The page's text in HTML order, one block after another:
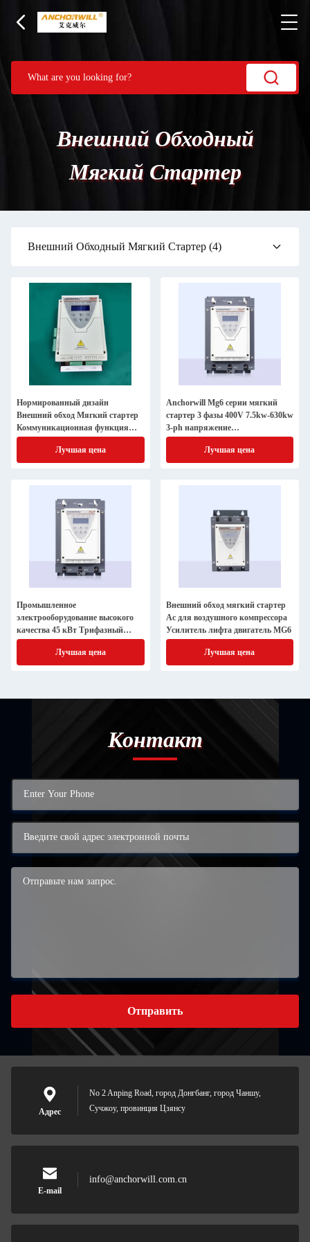
Внешний Обходный
Мягкий Стартер
Внешний Обходный Мягкий Стартер (4)
Нормированный дизайн
Внешний обход Мягкий стартер
Коммуникационная функция
Мягкий стартер
Лучшая цена
Anchorwill Mg6 серии мягкий
стартер 3 фазы 400V 7.5kw-630kw
3-ph напряжение
Интеллектуальный мягкий
стартер для кондиционера
Лучшая цена
Промышленное
электрооборудование высокого
качества 45 кВт Трифазный
мягкий стартер
Лучшая цена
Внешний обход мягкий стартер
Ac для воздушного компрессора
Усилитель лифта двигатель MG6
Лучшая цена
Контакт
Отправить
Адрес
No 2 Anping Road, город Донгбанг, город Чаншу,
Сучжоу, провинция Цзянсу
E-mail
info@anchorwill.com.cn